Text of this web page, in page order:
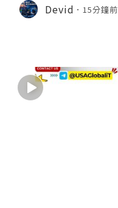
Devid 15分鐘前